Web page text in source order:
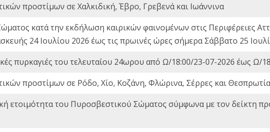
προστίμων σε Χαλκιδική, Έβρο, Γρεβενά και Ιωάννινα
κατά την εκδήλωση καιρικών φαινομένων στις Περιφέρειες
24 Ιουλίου 2026 έως τις πρωινές ώρες σήμερα Σάββατο 25
πυρκαγιές του τελευταίου 24ωρου από Ω/18:00/23-07-2026 έως Ω/
προστίμων σε Ρόδο, Χίο, Κοζάνη, Φλώρινα, Σέρρες και Θεσπρωτία
ετοιμότητα του Πυροσβεστικού Σώματος σύμφωνα με τον δείκτη